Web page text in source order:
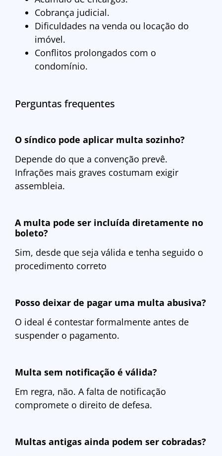
Cobrança judicial.
Dificuldades na venda ou locação do
imóvel.
Conflitos prolongados com o
condomínio.
Perguntas frequentes
O síndico pode aplicar multa sozinho?
Depende do que a convenção prevê.
Infrações mais graves costumam exigir
assembleia.
A multa pode ser incluída diretamente no
boleto?
Sim, desde que seja válida e tenha seguido o
procedimento correto
Posso deixar de pagar uma multa abusiva?
O ideal é contestar formalmente antes de
suspender o pagamento.
Multa sem notificação é válida?
Em regra, não. A falta de notificação
compromete o direito de defesa.
Multas antigas ainda podem ser cobradas?